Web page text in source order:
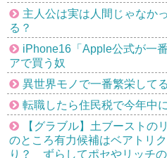
主人公は実は人間じゃなか
る？
iPhone16「Apple公式が一
アで買う奴
異世界モノで一番繁栄して
転職したら住民税で今年中
【グラブル】土ブーストの
のところ有力候補はベアトリ
り？ ずらしてポセやリッチ